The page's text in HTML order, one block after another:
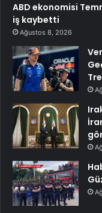
ABD ekonomisi
iş kaybetti
Ağustos 8, 2026